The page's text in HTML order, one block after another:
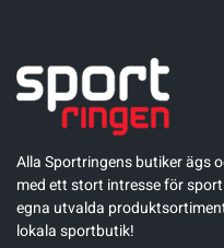
Alla Sportringens butiker ägs
med ett stort intresse för
egna utvalda
lokala sportbutik!